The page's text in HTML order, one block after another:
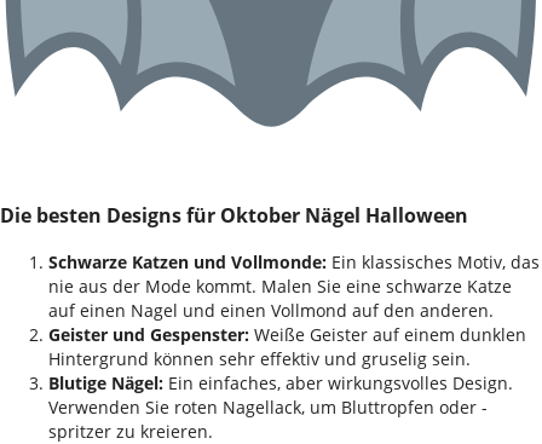
Die besten Designs für Oktober Nägel Halloween
Schwarze Katzen und Vollmonde: Ein klassisches Motiv, das
nie aus der Mode kommt. Malen Sie eine schwarze Katze
auf einen Nagel und einen Vollmond auf den anderen.
Geister und Gespenster: Weiße Geister auf einem dunklen
Hintergrund können sehr effektiv und gruselig sein.
Blutige Nägel: Ein einfaches, aber wirkungsvolles Design.
Verwenden Sie roten Nagellack, um Bluttropfen oder -
spritzer zu kreieren.